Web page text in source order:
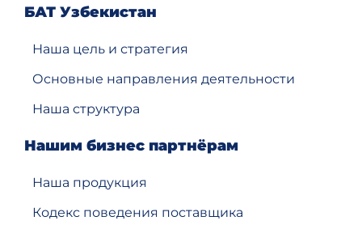
БАТ Узбекистан
Наша цель и стратегия
Основные направления деятельности
Наша структура
Нашим бизнес партнёрам
Наша продукция
Кодекс поведения поставщика